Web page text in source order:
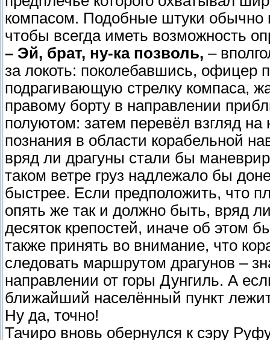
компасом. Подобные штуки обычно
чтобы всегда иметь возможность
– Эй, брат, ну-ка позволь, –
за локоть: поколебавшись, офицер
подрагивающую стрелку компаса,
правому борту в направлении
полуютом: затем перевёл взгляд на
познания в области корабельной
вряд ли драгуны стали бы
таком ветре груз надлежало бы
быстрее. Если предположить, что
опять же так и должно быть, вряд
десяток крепостей, иначе об этом
также принять во внимание, что
следовать маршрутом драгунов –
направлении от горы Дунгиль. А
ближайший населённый пункт
Ну да, точно!
Тачиро вновь обернулся к сэру